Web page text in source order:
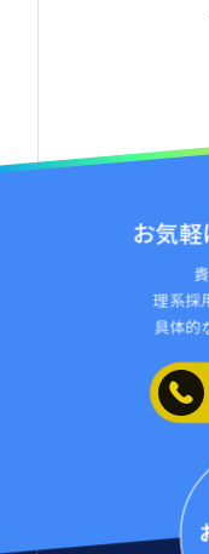
お気軽
理系採
具体的